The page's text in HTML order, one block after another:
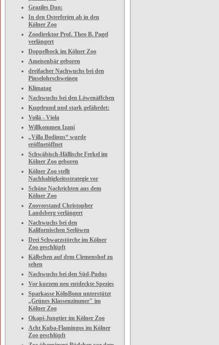
Graziles Duo:
In den Osterferien ab in den
Kölner Zoo
Zoodirektor Prof. Theo B. Pagel
verlängert
Doppelbock im Kölner Zoo
Ameisenbär geboren
dreifacher Nachwuchs bei den
Pinselohrschweinen
Klimatag
Nachwuchs bei den Löwenäffchen
Kugelrund und stark gefährdet:
Voilá - Viola
Willkommen Izani
„Villa Bodinus“ wurde
eröffnetöffnet
Schwäbisch-Hällische Ferkel im
Kölner Zoo geboren
Kölner Zoo stellt
Nachhaltigkeitsstrategie vor
Schöne Nachrichten aus dem
Kölner Zoo
Zoovorstand Christopher
Landsberg verlängert
Nachwuchs bei den
Kalifornischen Seelöwen
Drei Schwarzstörche im Kölner
Zoo geschlüpft
Kälbchen auf dem Clemenshof zu
sehen
Nachwuchs bei den Süd-Pudus
Vor kurzem neu entdeckte Spezies
Sparkasse KölnBonn unterstützt
„Grünes Klassenzimmer" im
Kölner Zoo
Okapi-Jungtier im Kölner Zoo
Acht Kuba-Flamingos im Kölner
Zoo geschlüpft